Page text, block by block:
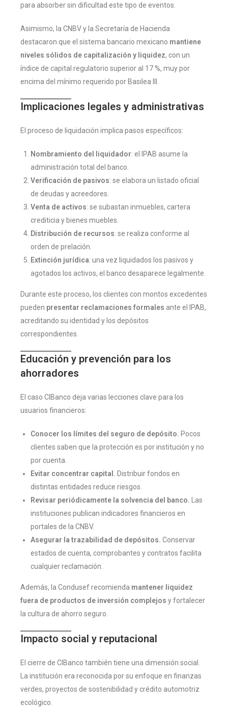
para absorber sin dificultad este tipo de eventos.
Asimismo, la CNBV y la Secretaría de Hacienda
destacaron que el sistema bancario mexicano mantiene
niveles sólidos de capitalización y liquidez, con un
índice de capital regulatorio superior al 17 %, muy por
encima del mínimo requerido por Basilea III.
Implicaciones legales y administrativas
El proceso de liquidación implica pasos específicos:
Nombramiento del liquidador: el IPAB asume la
administración total del banco.
Verificación de pasivos: se elabora un listado oficial
de deudas y acreedores.
Venta de activos: se subastan inmuebles, cartera
crediticia y bienes muebles.
Distribución de recursos: se realiza conforme al
orden de prelación.
Extinción jurídica: una vez liquidados los pasivos y
agotados los activos, el banco desaparece legalmente.
Durante este proceso, los clientes con montos excedentes
pueden presentar reclamaciones formales ante el IPAB,
acreditando su identidad y los depósitos
correspondientes.
Educación y prevención para los
ahorradores
El caso CIBanco deja varias lecciones clave para los
usuarios financieros:
Conocer los límites del seguro de depósito. Pocos
clientes saben que la protección es por institución y no
por cuenta.
Evitar concentrar capital. Distribuir fondos en
distintas entidades reduce riesgos.
Revisar periódicamente la solvencia del banco. Las
instituciones publican indicadores financieros en
portales de la CNBV.
Asegurar la trazabilidad de depósitos. Conservar
estados de cuenta, comprobantes y contratos facilita
cualquier reclamación.
Además, la Condusef recomienda mantener liquidez
fuera de productos de inversión complejos y fortalecer
la cultura de ahorro seguro.
Impacto social y reputacional
El cierre de CIBanco también tiene una dimensión social.
La institución era reconocida por su enfoque en finanzas
verdes, proyectos de sostenibilidad y crédito automotriz
ecológico.